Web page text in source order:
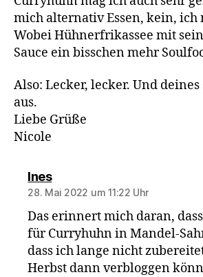
mich alternativ Essen, kein, ich
Wobei Hühnerfrikassee mit
Sauce ein bisschen mehr
Also: Lecker, lecker. Und
aus.
Liebe Grüße
Nicole
Inessagt:
28. Mai 2022 um 11:22 Uhr
Das erinnert mich daran,
für Curryhuhn in Mandel-
dass ich lange nicht
Herbst dann verbloggen